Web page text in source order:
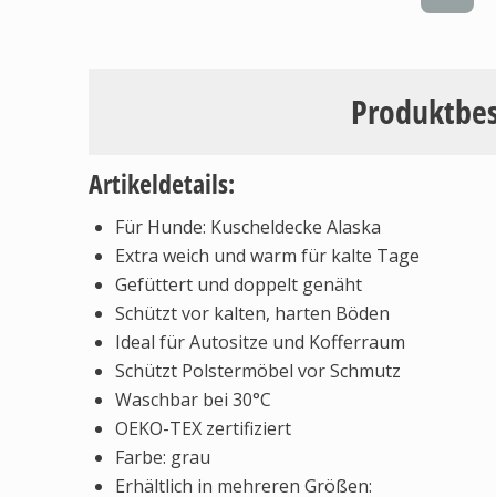
Artikeldetails:
Für Hunde: Kuscheldecke Alaska
Extra weich und warm für kalte Tage
Gefüttert und doppelt genäht
Schützt vor kalten, harten Böden
Ideal für Autositze und Kofferraum
Schützt Polstermöbel vor Schmutz
Waschbar bei 30°C
OEKO-TEX zertifiziert
Farbe: grau
Erhältlich in mehreren Größen: